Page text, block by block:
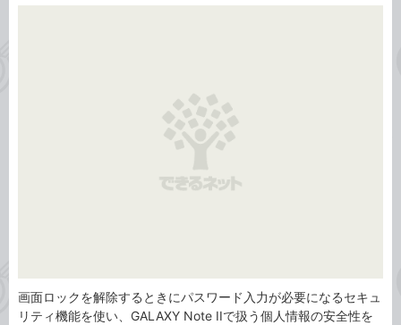
カ
画面ロックを解除するときにパスワード入力が必要になるセキュ
リティ機能を使い、GALAXY Note IIで扱う個人情報の安全性を